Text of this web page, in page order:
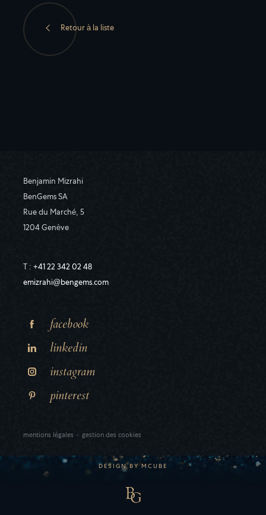
Retour à la liste
Benjamin Mizrahi
BenGems SA
Rue du Marché, 5
1204 Genève
T : +41 22 342 02 48
emizrahi@bengems.com
facebook
linkedin
instagram
pinterest
mentions légales - gestion des cookies
DESIGN BY MCUBE